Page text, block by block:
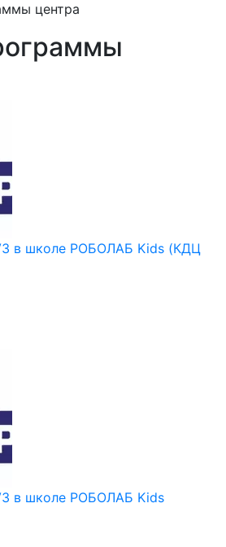
центра
в школе РОБОЛАБ Kids (КДЦ
в школе РОБОЛАБ Kids